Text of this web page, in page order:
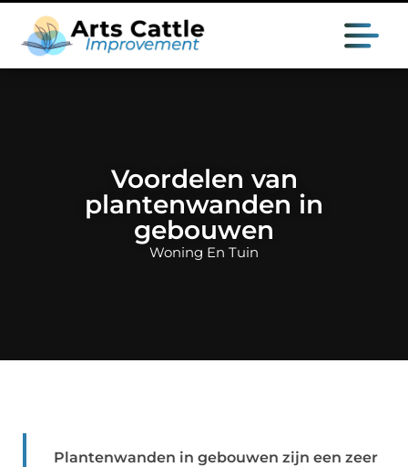
Voordelen van
plantenwanden in
gebouwen
Woning En Tuin
Plantenwanden in gebouwen zijn een zeer